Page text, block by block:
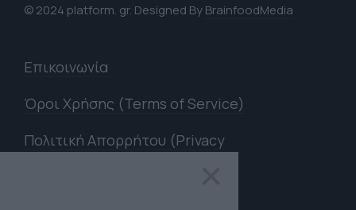
© 2024 platform. gr. Designed ByBrainfoodMedia
Επικοινωνία
Όροι Χρήσης (Terms of Service)
Πολιτική Απορρήτου (Privacy